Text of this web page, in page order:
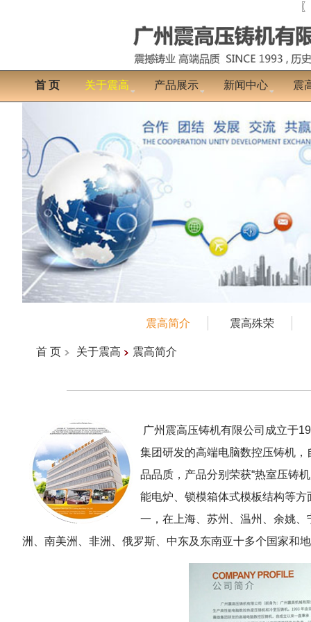
首 页 关于震高 产品展示 新闻中心 震
震高简介 震高殊荣
首 页 关于震高 震高简介
广州震高压铸机有限公司成立于
集团研发的高端电脑数控压铸机
品品质，产品分别荣获“热室压铸
能电炉、锁模箱体式模板结构等方
一，在上海、苏州、温州、余姚
洲、南美洲、非洲、俄罗斯、中东及东南亚十多个国家和